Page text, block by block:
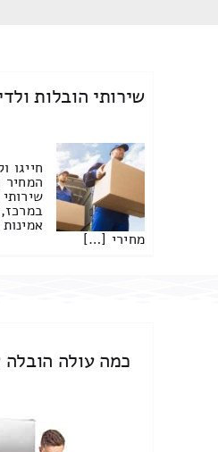
שירותי הובלות
חייגו
המחיר
מחירי […]
כמה עולה